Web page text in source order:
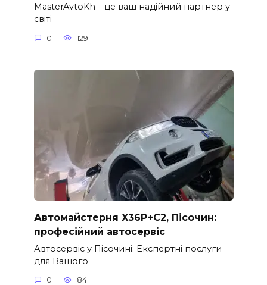
MasterAvtoKh – це ваш надійний партнер у
світі
0 129
Автомайстерня X36P+C2, Пісочин:
професійний автосервіс
Автосервіс у Пісочині: Експертні послуги
для Вашого
0 84